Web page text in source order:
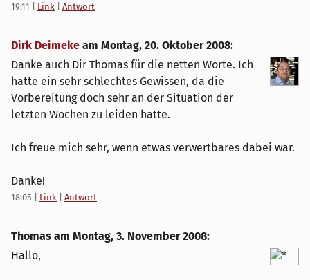
19:11 Link Antwort
Dirk Deimeke am Montag, 20. Oktober 2008:
Danke auch Dir Thomas für die netten Worte. Ich
hatte ein sehr schlechtes Gewissen, da die
Vorbereitung doch sehr an der Situation der
letzten Wochen zu leiden hatte.
Ich freue mich sehr, wenn etwas verwertbares dabei war.
Danke!
18:05 Link Antwort
Thomas am Montag, 3. November 2008:
Hallo,